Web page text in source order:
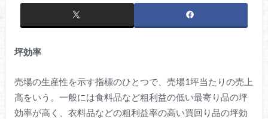
坪効率
売場の生産性を示す指標のひとつで、売場1坪当たりの売上
高をいう。一般には食料品など粗利益の低い最寄り品の坪
効率が高く、衣料品などの粗利益率の高い買回り品の坪効